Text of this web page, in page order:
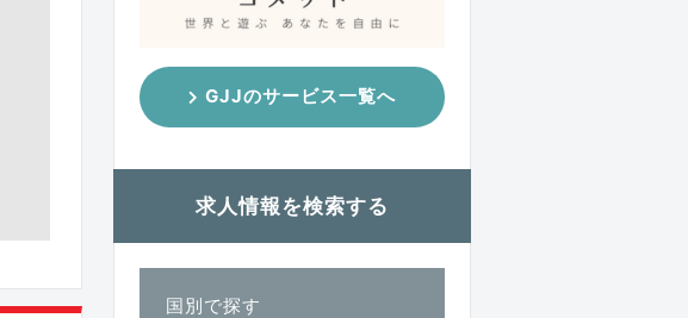
GJJのサービス一覧へ
求人情報を検索する
国別で探す